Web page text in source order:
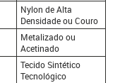
Nylon de Alta
Densidade ou Couro
Metalizado ou
Acetinado
Tecido Sintético
Tecnológico